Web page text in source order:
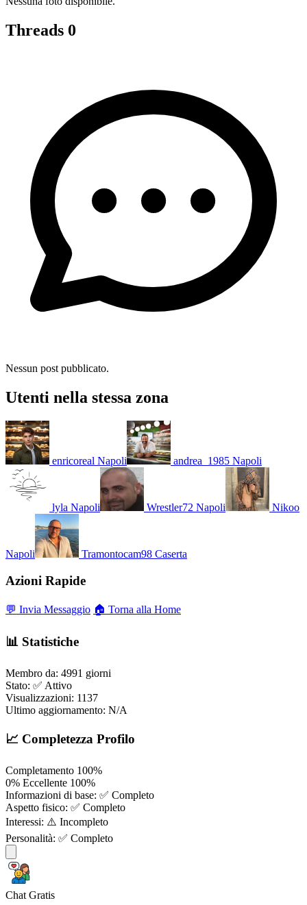
Threads 0
Nessun post pubblicato.
Utenti nella stessa zona
enricoreal Napoli andrea_1985 Napoli
lyla Napoli Wrestler72 Napoli Nikoo
Napoli Tramontocam98 Caserta
Azioni Rapide
💬 Invia Messaggio 🏠 Torna alla Home
📊 Statistiche
Membro da: 4991 giorni
Stato: ✅ Attivo
Visualizzazioni: 1137
Ultimo aggiornamento: N/A
📈 Completezza Profilo
Completamento 100%
0% Eccellente 100%
Informazioni di base: ✅ Completo
Aspetto fisico: ✅ Completo
Interessi: ⚠️ Incompleto
Personalità: ✅ Completo
Chat Gratis